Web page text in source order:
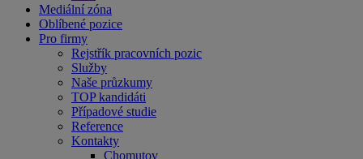
Mediální zóna
Oblíbené pozice
Pro firmy
Rejstřík pracovních pozic
Služby
Naše průzkumy
TOP kandidáti
Případové studie
Reference
Kontakty
Chomutov